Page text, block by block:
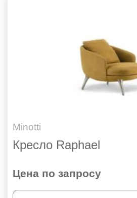
Minotti
Кресло Raphael
Цена по запросу